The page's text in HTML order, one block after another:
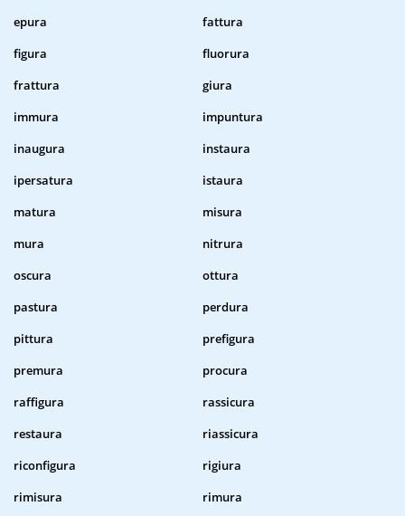
epura
fattura
figura
fluorura
frattura
giura
immura
impuntura
inaugura
instaura
ipersatura
istaura
matura
misura
mura
nitrura
oscura
ottura
pastura
perdura
pittura
prefigura
premura
procura
raffigura
rassicura
restaura
riassicura
riconfigura
rigiura
rimisura
rimura